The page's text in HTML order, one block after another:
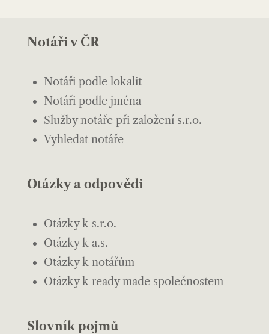
Notáři v ČR
Notáři podle lokalit
Notáři podle jména
Služby notáře při založení s.r.o.
Vyhledat notáře
Otázky a odpovědi
Otázky k s.r.o.
Otázky k a.s.
Otázky k notářům
Otázky k ready made společnostem
Slovník pojmů